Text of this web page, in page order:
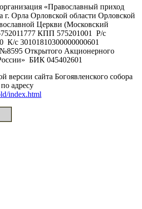
«Православный приход
г. Орла Орловской области Орловской
Церкви (Московский
КПП 575201001 Р/с
К/с 30101810300000000601
№8595 Открытого Акционерного
БИК 045402601
версии сайта Богоявленского собора
адресу
index.html